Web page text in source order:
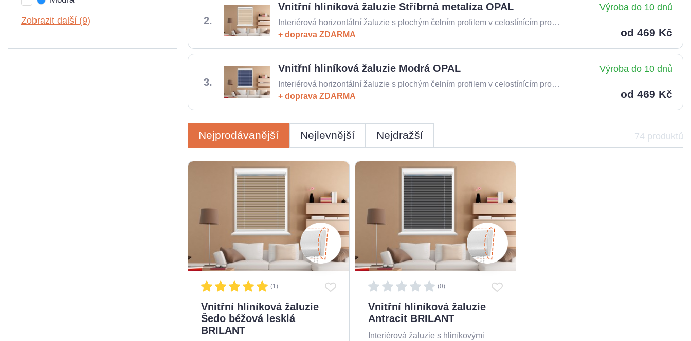
Zobrazit další (9)
Vnitřní hliníková žaluzie Stříbrná metalíza OPAL
Interiérová horizontální žaluzie s plochým čelním profilem v celostínícím provedení. Jednoduše se ovládá pomocí bočního řetízku.
doprava ZDARMA
Výroba do 10 dnů
od 469 Kč
Vnitřní hliníková žaluzie Modrá OPAL
Interiérová horizontální žaluzie s plochým čelním profilem v celostínícím provedení. Jednoduše se ovládá pomocí bočního řetízku.
doprava ZDARMA
Výroba do 10 dnů
od 469 Kč
Nejprodávanější Nejlevnější Nejdražší 74 produktů
(1)
Vnitřní hliníková žaluzie
Šedo béžová lesklá
BRILANT
(0)
Vnitřní hliníková žaluzie
Antracit BRILANT
Interiérová žaluzie s hliníkovými